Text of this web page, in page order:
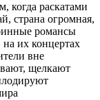
когда раскатами
страна огромная,
романсы
их концертах
вне
щелкают